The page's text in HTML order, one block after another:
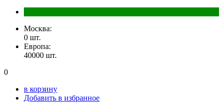
Москва:
0 шт.
Европа:
40000 шт.
0
в корзину
Добавить в избранное